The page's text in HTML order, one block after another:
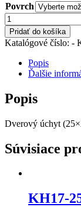
Povrch
množstvo
KH33
Pridať do košíka
Katalógové číslo: -
Popis
Ďalšie
Popis
Dverový úchyt
Súvisiace
KH17-